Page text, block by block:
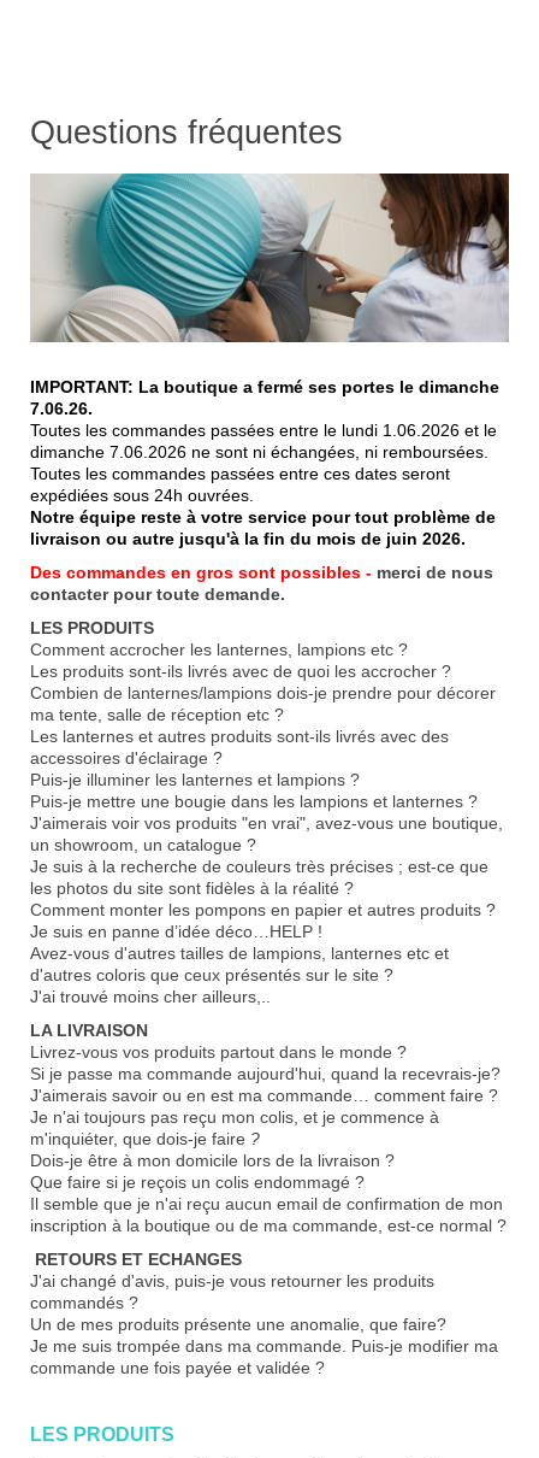
Questions fréquentes
IMPORTANT: La boutique a fermé ses portes le dimanche
7.06.26.
Toutes les commandes passées entre le lundi 1.06.2026 et le
dimanche 7.06.2026 ne sont ni échangées, ni remboursées.
Toutes les commandes passées entre ces dates seront
expédiées sous 24h ouvrées.
Notre équipe reste à votre service pour tout problème de
livraison ou autre jusqu'à la fin du mois de juin 2026.
Des commandes en gros sont possibles - merci de nous
contacter pour toute demande.
LES PRODUITS
Comment accrocher les lanternes, lampions etc ?
Les produits sont-ils livrés avec de quoi les accrocher ?
Combien de lanternes/lampions dois-je prendre pour décorer
ma tente, salle de réception etc ?
Les lanternes et autres produits sont-ils livrés avec des
accessoires d'éclairage ?
Puis-je illuminer les lanternes et lampions ?
Puis-je mettre une bougie dans les lampions et lanternes ?
J'aimerais voir vos produits "en vrai", avez-vous une boutique,
un showroom, un catalogue ?
Je suis à la recherche de couleurs très précises ; est-ce que
les photos du site sont fidèles à la réalité ?
Comment monter les pompons en papier et autres produits ?
Je suis en panne d’idée déco…HELP !
Avez-vous d'autres tailles de lampions, lanternes etc et
d'autres coloris que ceux présentés sur le site ?
J'ai trouvé moins cher ailleurs,..
LA LIVRAISON
Livrez-vous vos produits partout dans le monde ?
Si je passe ma commande aujourd'hui, quand la recevrais-je?
J'aimerais savoir ou en est ma commande… comment faire ?
Je n'ai toujours pas reçu mon colis, et je commence à
m'inquiéter, que dois-je faire ?
Dois-je être à mon domicile lors de la livraison ?
Que faire si je reçois un colis endommagé ?
Il semble que je n'ai reçu aucun email de confirmation de mon
inscription à la boutique ou de ma commande, est-ce normal ?
RETOURS ET ECHANGES
J'ai changé d'avis, puis-je vous retourner les produits
commandés ?
Un de mes produits présente une anomalie, que faire?
Je me suis trompée dans ma commande. Puis-je modifier ma
commande une fois payée et validée ?
LES PRODUITS